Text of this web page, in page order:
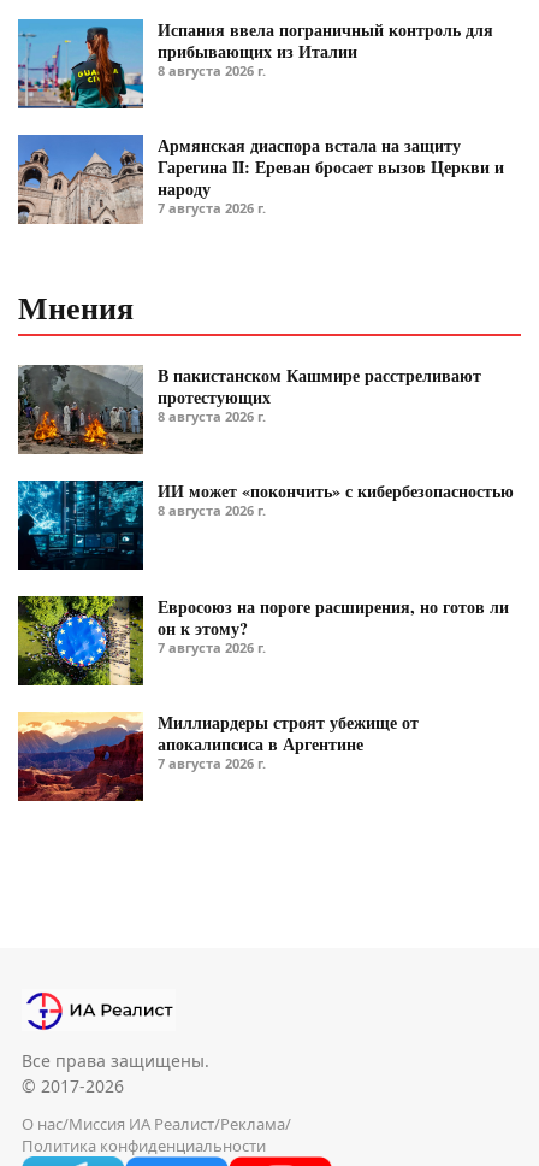
Испания ввела пограничный контроль для
прибывающих из Италии
8 августа 2026 г.
Армянская диаспора встала на защиту
Гарегина II: Ереван бросает вызов Церкви и
народу
7 августа 2026 г.
Мнения
В пакистанском Кашмире расстреливают
протестующих
8 августа 2026 г.
ИИ может «покончить» с кибербезопасностью
8 августа 2026 г.
Евросоюз на пороге расширения, но готов ли
он к этому?
7 августа 2026 г.
Миллиардеры строят убежище от
апокалипсиса в Аргентине
7 августа 2026 г.
Все права защищены.
© 2017-2026
О нас/Миссия ИА Реалист/Реклама/
Политика конфиденциальности